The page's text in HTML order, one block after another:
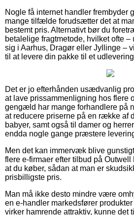
Nogle få internet handler frembyder
mange tilfælde forudsætter det at
bestemt pris. Alternativt bør du
betalelige fragtmetode, hvilket ofte
sig i Aarhus, Dragør eller Jyllinge –
til at levere din pakke til et
Det er jo efterhånden usædvanlig
at lave prissammenligning hos flere
gengæld har mange forhandlere på
at reducere priserne på en række af
babyer, samt også til damer og
endda nogle gange præstere
Men det kan immervæk blive
flere e-firmaer efter tilbud på Outwell
at du køber, sådan at man er
prisbilligste pris.
Man må ikke desto mindre være
en e-handler markedsfører
virker hamrende attraktiv, kunne det